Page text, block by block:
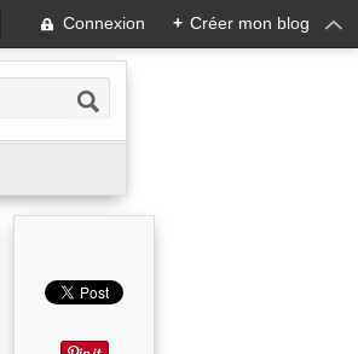
Connexion + Créer mon blog